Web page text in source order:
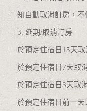
知自動取消訂房，不
3. 延期/取消訂房
於預定住宿日15天
於預定住宿日7天取
於預定住宿日3天取
於預定住宿日前一天